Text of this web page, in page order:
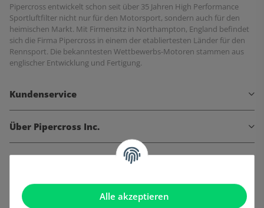
Alle akzeptieren
Pipercross entwickelt schon seit über 35 Jahren High Performance
Sportluftfilter nicht nur für den Motorsport, sondern auch für den
heimischen Markt. Mit Firmensitz in Northampton, England befindet
sich die Firma Pipercross in einem der etabliertesten Länder für den
Rennsport. Die bekanntesten Wettbewerbs-Motoren stammen aus
englischer Entwicklung und Fertigung.
Kundenservice
Über Pipercross Inc.
Informationen
Gesetzliche Informationen